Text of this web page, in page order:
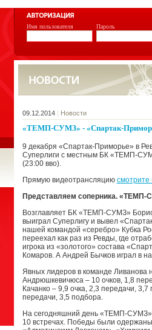
Имя пользователя Пароль
09.12.2014 | Новости
«ТЕМП-СУМЗ» - «Спартак-
9 декабря «Спартак-Приморье» в
Суперлиги с местным БК «ТЕМП-
(23:00 вво).
Прямую видеотрансляцию
Представляем соперника. «ТЕМП-
Возглавляет БК «ТЕМП-СУМЗ»
выиграл Суперлигу и вывел
нашей командой «серебро» Кубка
переехал как раз из Ревды, где
игрока из «золотого» состава
Комаров. А Андрей Бычков играл в
Явных лидеров в команде Ливанова
Андрюшкевичюса – 10 очков, 1,8
Качанко – 9,9 очка, 2,3 передачи,
передачи, 3,5 подбора.
На сегодняшний день «ТЕМП-СУМЗ»
10 встречах. Победы были